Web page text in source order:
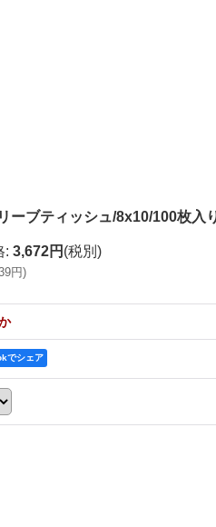
ーブティッシュ/8x10/100枚入
: 3,672円 (税別)
円)
でシェア